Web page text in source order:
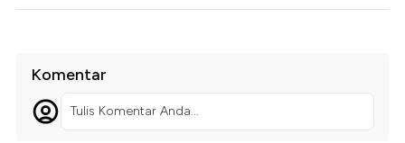
Komentar
Tulis Komentar Anda...